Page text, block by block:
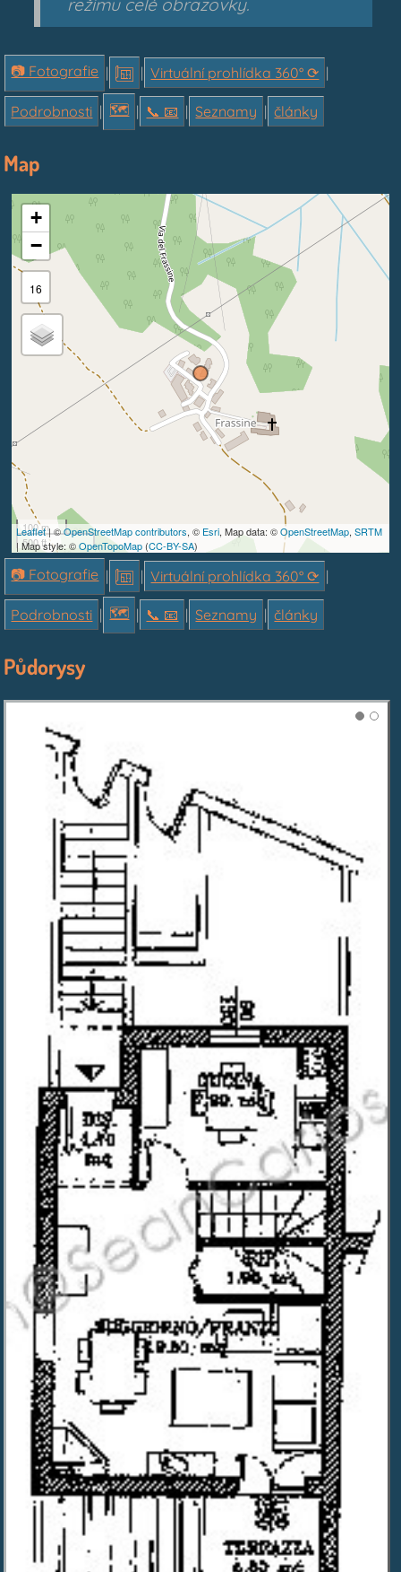
📷 Fotografie | | Virtuální prohlídka 360° ⟳ |
Podrobnosti | 🗺 | 📞︎ 📧 | Seznamy | články
Map
+
−
16
100 m
500 ft
Leaflet| ©OpenStreetMap contributors, © Esri, Map data: ©OpenStreetMap,SRTM
| Map style: ©OpenTopoMap (CC-BY-SA)
📷 Fotografie | | Virtuální prohlídka 360° ⟳ |
Podrobnosti | 🗺 | 📞︎ 📧 | Seznamy | články
Půdorysy